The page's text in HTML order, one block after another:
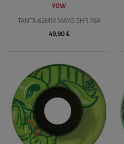
YOW
TANTA 62MM MAYO SHR 78A
49,90 €